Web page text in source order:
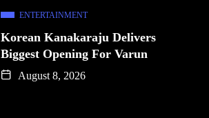
ENTERTAINMENT
Korean Kanakaraju Delivers
Biggest Opening For Varun
August 8, 2026